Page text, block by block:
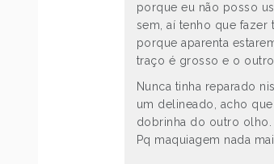
porque eu não posso
sem, aí tenho que
porque aparenta
traço é grosso e o outro
Nunca tinha reparado
um delineado, acho
dobrinha do outro olho.
Pq maquiagem nada